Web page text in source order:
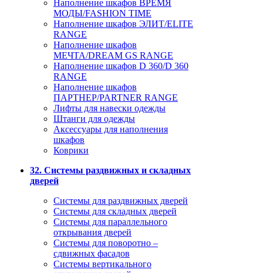
Наполнение шкафов ВРЕМЯ
МОДЫ/FASHION TIME
Наполнение шкафов ЭЛИТ/ELITE
RANGE
Наполнение шкафов
МЕЧТА/DREAM GS RANGE
Наполнение шкафов D 360/D 360
RANGE
Наполнение шкафов
ПАРТНЕР/PARTNER RANGE
Лифты для навески одежды
Штанги для одежды
Аксессуары для наполнения
шкафов
Коврики
32. Системы раздвижных и складных
дверей
Системы для раздвижных дверей
Системы для складных дверей
Системы для параллельного
открывания дверей
Системы для поворотно –
сдвижных фасадов
Системы вертикального